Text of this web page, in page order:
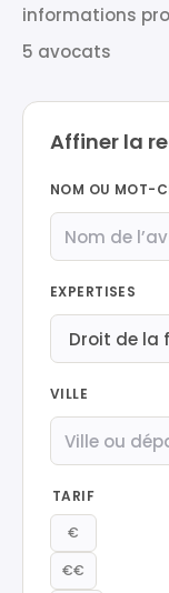
informations
5 avocats
Affiner la
NOM OU MOT-
EXPERTISES
VILLE
TARIF
€
€€